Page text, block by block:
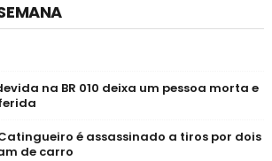
na BR 010 deixa um pessoa morta e
é assassinado a tiros por dois
de carro